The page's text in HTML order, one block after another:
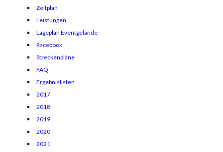
Zeitplan
Leistungen
Lageplan Eventgelände
Racebook
Streckenpläne
FAQ
Ergebnislisten
2017
2018
2019
2020
2021